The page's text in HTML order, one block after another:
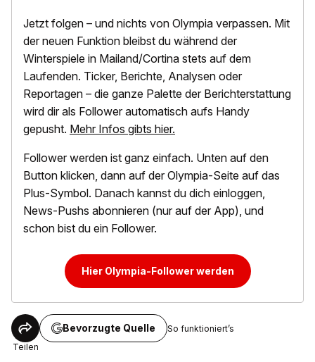
Jetzt folgen – und nichts von Olympia verpassen. Mit
der neuen Funktion bleibst du während der
Winterspiele in Mailand/Cortina stets auf dem
Laufenden. Ticker, Berichte, Analysen oder
Reportagen – die ganze Palette der Berichterstattung
wird dir als Follower automatisch aufs Handy
gepusht. Mehr Infos gibts hier.
Follower werden ist ganz einfach. Unten auf den
Button klicken, dann auf der Olympia-Seite auf das
Plus-Symbol. Danach kannst du dich einloggen,
News-Pushs abonnieren (nur auf der App), und
schon bist du ein Follower.
Hier Olympia-Follower werden
Teilen
Bevorzugte Quelle So funktioniert’s